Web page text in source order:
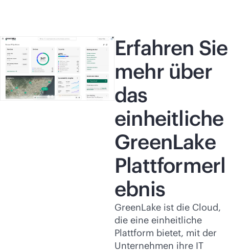
Erfahren Sie
mehr über
das
einheitliche
GreenLake
Plattformerl
ebnis
GreenLake ist die Cloud,
die eine einheitliche
Plattform bietet, mit der
Unternehmen ihre IT